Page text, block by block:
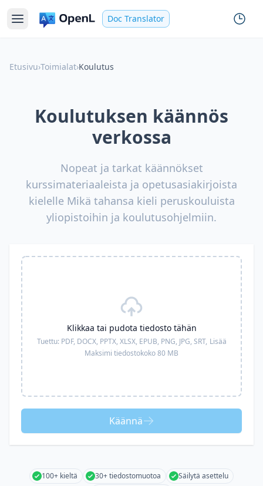
Doc Translator
Etusivu›Toimialat›Koulutus
Koulutuksen käännös
verkossa
Nopeat ja tarkat käännökset
kurssimateriaaleista ja opetusasiakirjoista
kielelle Mikä tahansa kieli peruskouluista
yliopistoihin ja koulutusohjelmiin.
Klikkaa tai pudota tiedosto tähän
Tuettu: PDF, DOCX, PPTX, XLSX, EPUB, PNG, JPG, SRT, Lisää
Maksimi tiedostokoko 80 MB
Käännä
100+ kieltä 30+ tiedostomuotoa
Säilytä asettelu